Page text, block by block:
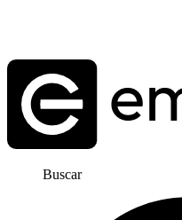
Buscar